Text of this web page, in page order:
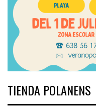
TIENDA POLANENS